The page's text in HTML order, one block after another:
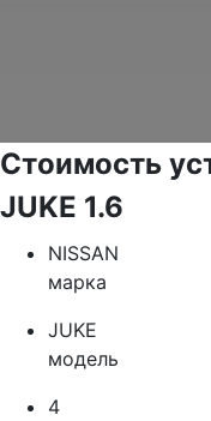
Стоимость
JUKE 1.6
NISSAN
марка
JUKE
модель
4